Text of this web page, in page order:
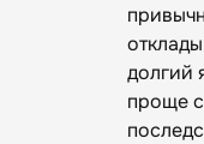
долгий
проще